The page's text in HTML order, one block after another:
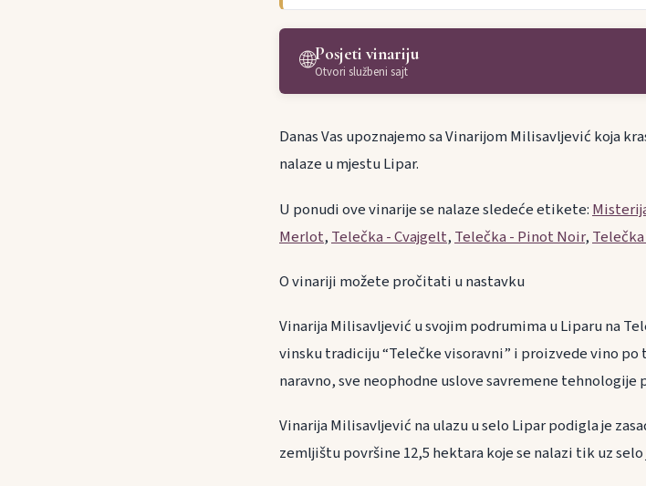
🌐Posjeti vinariju
Otvori službeni sajt
Danas Vas upoznajemo sa Vinarijom Milisavljević koja
nalaze u mjestu Lipar.
U ponudi ove vinarije se nalaze sledeće etikete:
Merlot, Telečka - Cvajgelt, Telečka - Pinot Noir,
O vinariji možete pročitati u nastavku
Vinarija Milisavljević u svojim podrumima u Liparu na
vinsku tradiciju “Telečke visoravni” i proizvede vino
naravno, sve neophodne uslove savremene tehnologije
Vinarija Milisavljević na ulazu u selo Lipar podigla je
zemljištu površine 12,5 hektara koje se nalazi tik uz